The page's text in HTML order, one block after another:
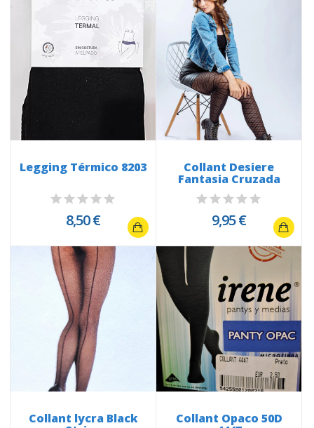
Legging Térmico 8203
8,50 €
Collant Desiere
Fantasia Cruzada
9,95 €
Collant lycra Black Collant Opaco 50D